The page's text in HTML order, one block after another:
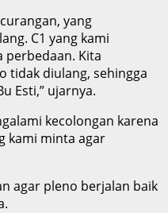
yang
C1 yang kami
perbedaan. Kita
tidak diulang, sehingga
Esti,” ujarnya.
kecolongan karena
kami minta agar
agar pleno berjalan baik